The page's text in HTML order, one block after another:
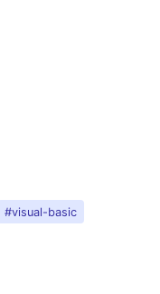
#visual-basic